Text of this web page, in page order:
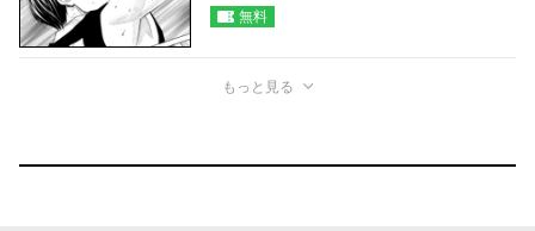
無料
もっと見る